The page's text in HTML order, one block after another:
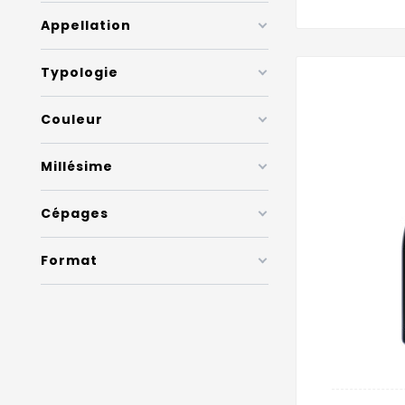
Appellation
Typologie
Couleur
Millésime
Cépages
Format